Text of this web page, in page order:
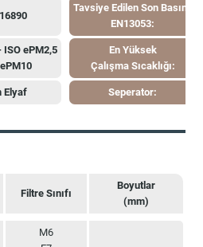
Tavsiye Edilen Son Basınç
EN13053:
ISO ePM2,5
En Yüksek
Çalışma Sıcaklığı:
Elyaf Seperator:
Filtre Sınıfı
Boyutlar
(mm)
Filtre Sınıfı
M6